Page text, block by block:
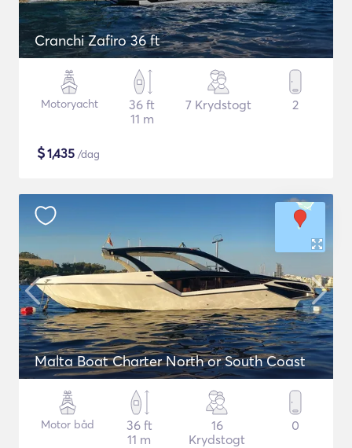
Cranchi Zafiro 36 ft
Motoryacht
36 ft
11 m
7 Krydstogt 2
$1,435 /dag
Malta Boat Charter North or South Coast
Motor båd
36 ft
11 m
16
Krydstogt
0